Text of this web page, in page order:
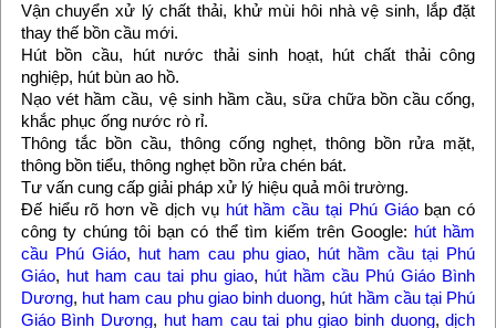
Vận chuyển xử lý chất thải, khử mùi hôi nhà vệ sinh, lắp đặt
thay thế bồn cầu mới.
Hút bồn cầu, hút nước thải sinh hoạt, hút chất thải công
nghiệp, hút bùn ao hồ.
Nạo vét hầm cầu, vệ sinh hầm cầu, sữa chữa bồn cầu cống,
khắc phục ống nước rò rỉ.
Thông tắc bồn cầu, thông cống nghẹt, thông bồn rửa mặt,
thông bồn tiểu, thông nghẹt bồn rửa chén bát.
Tư vấn cung cấp giải pháp xử lý hiệu quả môi trường.
Đế hiểu rõ hơn về dịch vụ hút hầm cầu tại Phú Giáobạn có
công ty chúng tôi bạn có thể tìm kiếm trên Google: hút hầm
cầu Phú Giáo, hut ham cau phu giao, hút hầm cầu tại Phú
Giáo, hut ham cau tai phu giao, hút hầm cầu Phú Giáo Bình
Dương, hut ham cau phu giao binh duong, hút hầm cầu tại Phú
Giáo Bình Dương, hut ham cau tai phu giao binh duong,dịch